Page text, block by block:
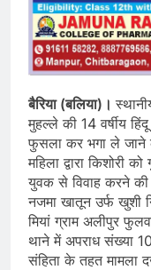
बैरिया (बलिया)।
मुहल्ले की 14 वर्षीय हिंदू
फुसला कर भगा ले जाने
महिला द्वारा किशोरी
युवक से विवाह करने की
नजमा खातून उर्फ खुशी
मियां ग्राम अलीपुर
थाने में अपराध संख्या
संहिता के तहत मामला